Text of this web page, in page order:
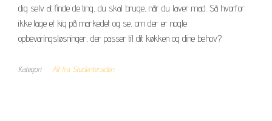
dig selv at finde de ting, du skal bruge, når du laver mad. Så hvorfor
ikke tage et kig på markedet og se, om der er nogle
opbevaringsløsninger, der passer til dit køkken og dine behov?
Kategori Alt fra Studentersiden